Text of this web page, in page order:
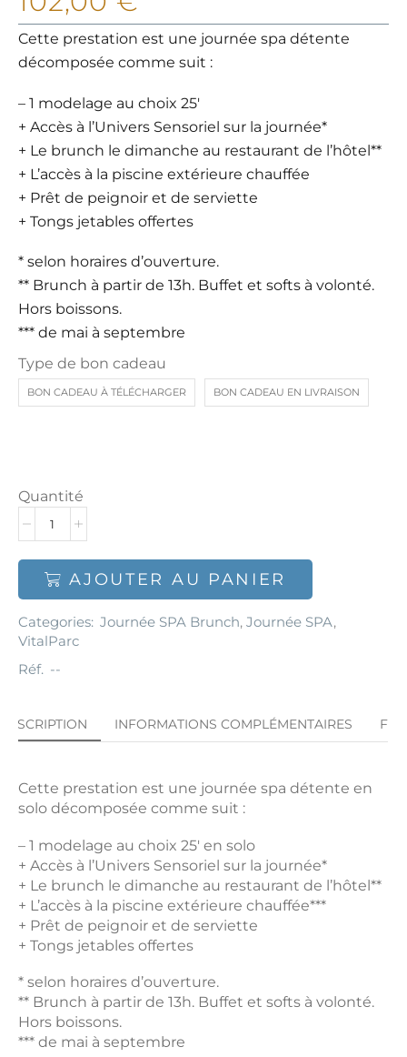
Cette prestation est une journée spa détente
décomposée comme suit :
– 1 modelage au choix 25′
+ Accès à l’Univers Sensoriel sur la journée*
+ Le brunch le dimanche au restaurant de l’hôtel**
+ L’accès à la piscine extérieure chauffée
+ Prêt de peignoir et de serviette
+ Tongs jetables offertes
* selon horaires d’ouverture.
** Brunch à partir de 13h. Buffet et softs à volonté.
Hors boissons.
*** de mai à septembre
Type de bon cadeau
BON CADEAU À TÉLÉCHARGER BON CADEAU EN LIVRAISON
Quantité
AJOUTER AU PANIER
Categories: Journée SPA Brunch, Journée SPA,
VitalParc
Réf. --
INFORMATIONS COMPLÉMENTAIRES FAQ
Cette prestation est une journée spa détente en
solo décomposée comme suit :
– 1 modelage au choix 25′ en solo
+ Accès à l’Univers Sensoriel sur la journée*
+ Le brunch le dimanche au restaurant de l’hôtel**
+ L’accès à la piscine extérieure chauffée***
+ Prêt de peignoir et de serviette
+ Tongs jetables offertes
* selon horaires d’ouverture.
** Brunch à partir de 13h. Buffet et softs à volonté.
Hors boissons.
*** de mai à septembre